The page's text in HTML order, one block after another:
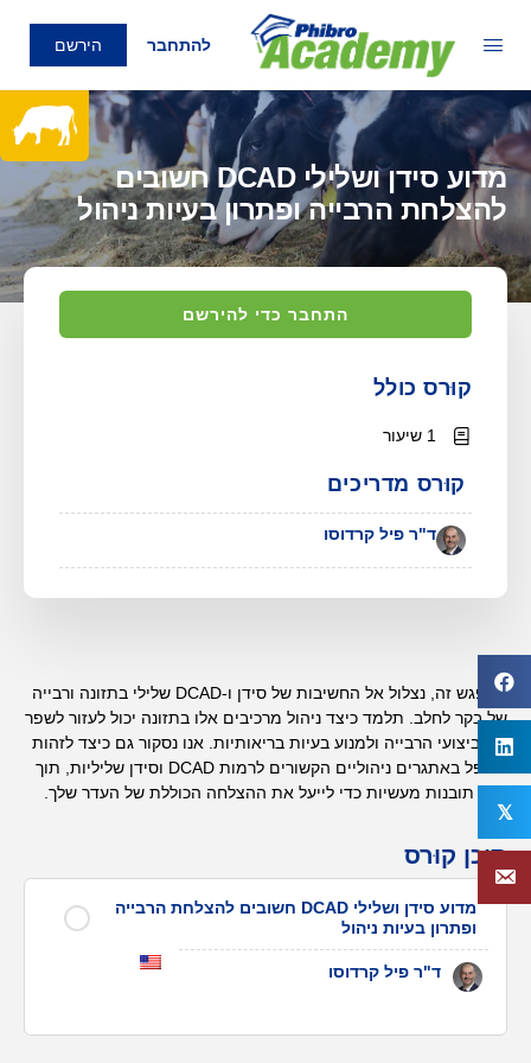
להתחבר הירשם
מדוע סידן ושלילי DCAD חשובים
להצלחת הרבייה ופתרון בעיות ניהול
במפגש זה, נצלול אל החשיבות של סידן ו-DCAD שלילי בתזונה ורבייה
של בקר לחלב. תלמד כיצד ניהול מרכיבים אלו בתזונה יכול לעזור לשפר
את ביצועי הרבייה ולמנוע בעיות בריאותיות. אנו נסקור גם כיצד לזהות
ולטפל באתגרים ניהוליים הקשורים לרמות DCAD וסידן שליליות, תוך
מתן תובנות מעשיות כדי לייעל את ההצלחה הכוללת של העדר שלך.
תוכן קוּרס
מדוע סידן ושלילי DCAD חשובים להצלחת הרבייה
ופתרון בעיות ניהול
ד"ר פיל קרדוסו
התחבר כדי להירשם
קוּרס כולל
1 שיעור
קוּרס מדריכים
ד"ר פיל קרדוסו
𝕏